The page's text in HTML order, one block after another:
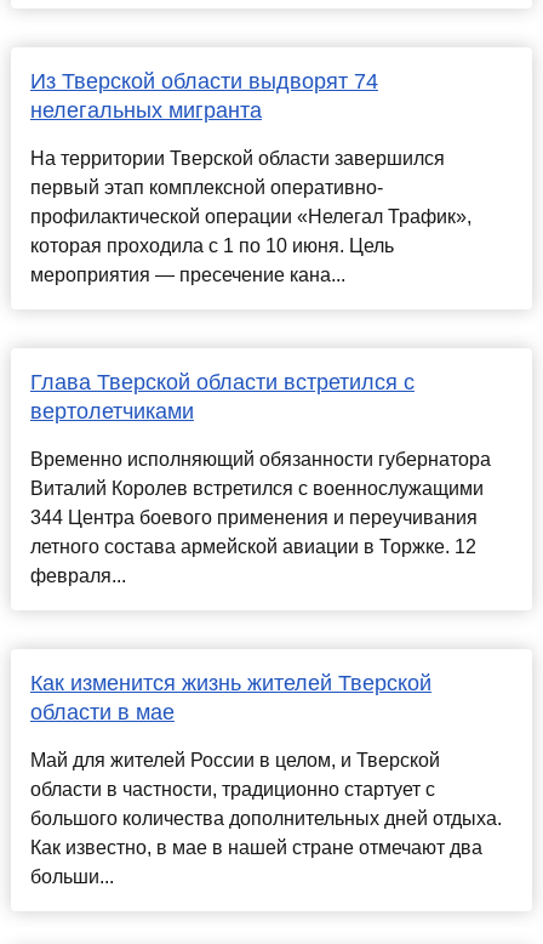
Из Тверской области выдворят 74
нелегальных мигранта
На территории Тверской области завершился
первый этап комплексной оперативно-
профилактической операции «Нелегал Трафик»,
которая проходила с 1 по 10 июня. Цель
мероприятия — пресечение кана...
Глава Тверской области встретился с
вертолетчиками
Временно исполняющий обязанности губернатора
Виталий Королев встретился с военнослужащими
344 Центра боевого применения и переучивания
летного состава армейской авиации в Торжке. 12
февраля...
Как изменится жизнь жителей Тверской
области в мае
Май для жителей России в целом, и Тверской
области в частности, традиционно стартует с
большого количества дополнительных дней отдыха.
Как известно, в мае в нашей стране отмечают два
больши...